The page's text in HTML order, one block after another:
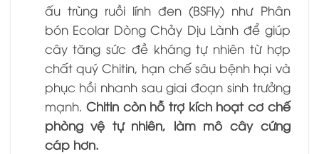
ấu trùng ruồi lính đen (BSFly) như Phân
bón Ecolar Dòng Chảy Dịu Lành để giúp
cây tăng sức đề kháng tự nhiên từ hợp
chất quý Chitin, hạn chế sâu bệnh hại và
phục hồi nhanh sau giai đoạn sinh trưởng
mạnh.Chitin còn hỗ trợ kích hoạt cơ chế
phòng vệ tự nhiên, làm mô cây cứng
cáp hơn.